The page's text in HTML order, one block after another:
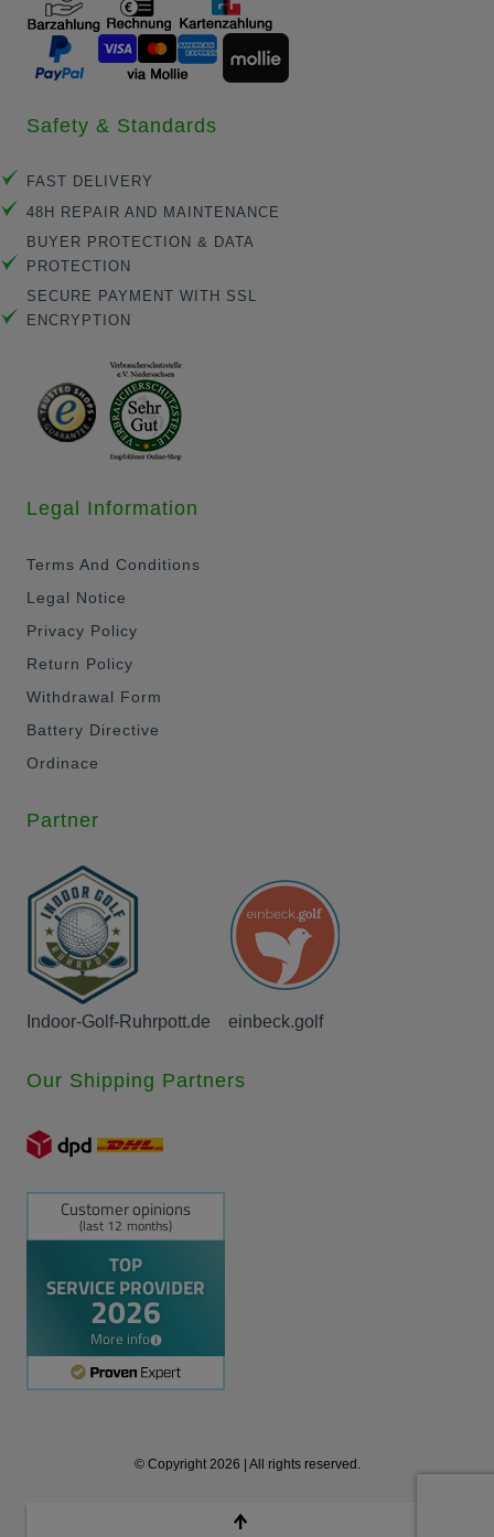
Safety & Standards
FAST DELIVERY
48H REPAIR AND MAINTENANCE
BUYER PROTECTION & DATA
PROTECTION
SECURE PAYMENT WITH SSL
ENCRYPTION
Legal Information
Terms And Conditions
Legal Notice
Privacy Policy
Return Policy
Withdrawal Form
Battery Directive
Ordinace
Partner
Indoor-Golf-Ruhrpott.de einbeck.golf
Our Shipping Partners
© Copyright 2026 | All rights reserved.